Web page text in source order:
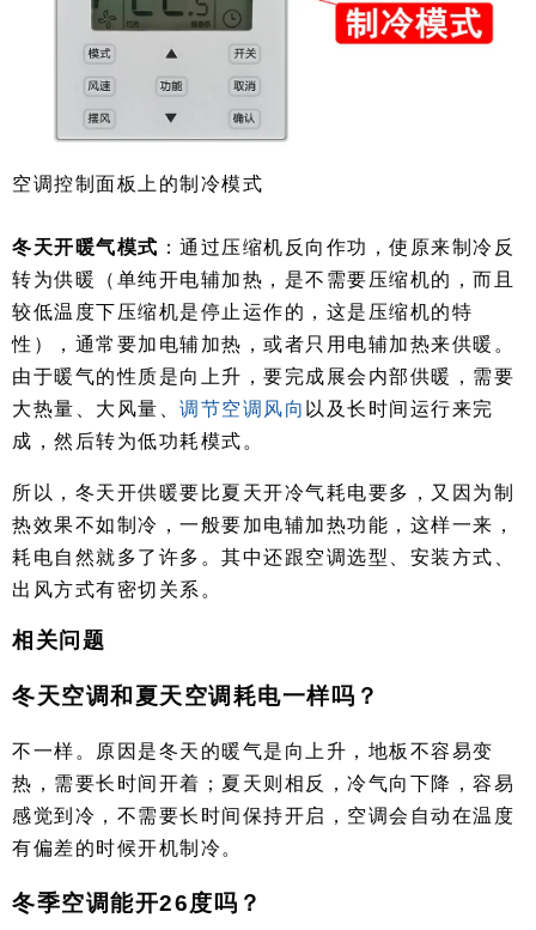
空调控制面板上的制冷模式
冬天开暖气模式 ：通过压缩机反向作功，使原来制冷反
转为供暖（单纯开电辅加热，是不需要压缩机的，而且
较低温度下压缩机是停止运作的，这是压缩机的特
性），通常要加电辅加热，或者只用电辅加热来供暖。
由于暖气的性质是向上升，要完成展会内部供暖，需要
大热量、大风量、 调节空调风向 以及长时间运行来完
成，然后转为低功耗模式。
所以，冬天开供暖要比夏天开冷气耗电要多，又因为制
热效果不如制冷，一般要加电辅加热功能，这样一来，
耗电自然就多了许多。其中还跟空调选型、安装方式、
出风方式有密切关系。
相关问题
冬天空调和夏天空调耗电一样吗？
不一样。原因是冬天的暖气是向上升，地板不容易变
热，需要长时间开着；夏天则相反，冷气向下降，容易
感觉到冷，不需要长时间保持开启，空调会自动在温度
有偏差的时候开机制冷。
冬季空调能开26度吗？